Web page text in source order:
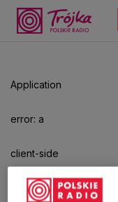
Application
error: a
client-side
exception